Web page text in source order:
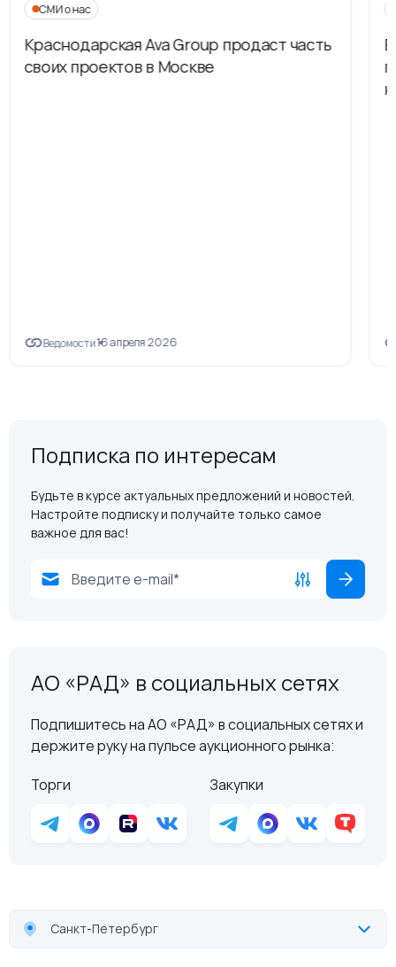
СМИ о нас
Краснодарская Ava Group продаст часть
своих проектов в Москве
Ведомости16 апреля 2026
Подписка по интересам
Будьте в курсе актуальных предложений и новостей.
Настройте подписку и получайте только самое
важное для вас!
АО «РАД» в социальных сетях
Подпишитесь на АО «РАД» в социальных сетях и
держите руку на пульсе аукционного рынка:
Торги
Закупки
Санкт-Петербург